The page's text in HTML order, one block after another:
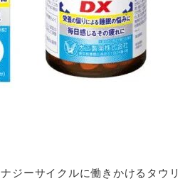
ジーサイクルに働きかけるタウリ